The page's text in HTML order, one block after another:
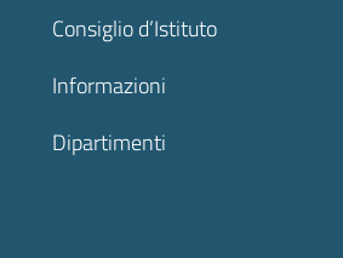
Consiglio d’Istituto
Informazioni
Dipartimenti